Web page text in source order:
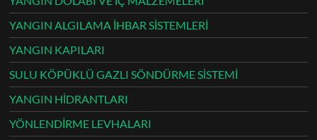
YANGIN ALGILAMA İHBAR SİSTEMLERİ
YANGIN KAPILARI
SULU KÖPÜKLÜ GAZLI SÖNDÜRME SİSTEMİ
YANGIN HİDRANTLARI
YÖNLENDİRME LEVHALARI